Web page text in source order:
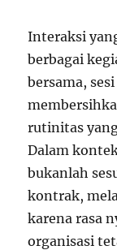
Interaksi
berbagai
bersama,
rutinitas
Dalam
bukanlah
kontrak,
karena rasa
organisasi